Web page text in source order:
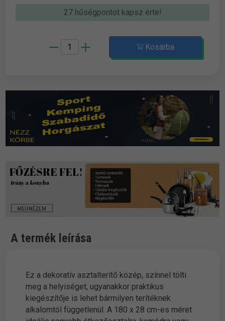
27 hűségpontot kapsz érte!
Kosárba
A termék leírása
Ez a dekoratív asztalterítő közép, színnel tölti
meg a helyiséget, ugyanakkor praktikus
kiegészítője is lehet bármilyen terítéknek
alkalomtól függetlenül. A 180 x 28 cm-es méret